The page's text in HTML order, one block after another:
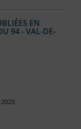
EN
94 - VAL-DE-